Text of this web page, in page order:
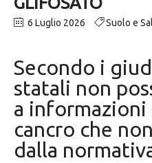
6 Luglio 2026 Suolo e
Secondo i
statali non
a informazioni
cancro che
dalla